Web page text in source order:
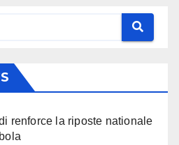
renforce la riposte nationale